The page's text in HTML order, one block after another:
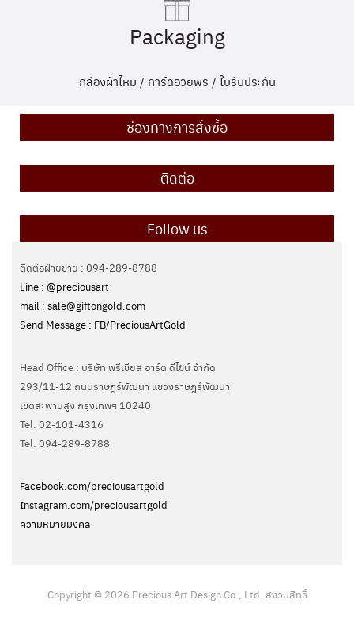
Packaging
กล่องผ้าไหม / การ์ดอวยพร / ใบรับประกัน
ช่องทางการสั่งซื้อ
ติดต่อ
Follow us
ติดต่อฝ่ายขาย : 094-289-8788
Line : @preciousart
mail : sale@giftongold.com
Send Message : FB/PreciousArtGold
Head Office : บริษัท พรีเชียส อาร์ต ดีไซน์ จำกัด
293/11-12 ถนนราษฎร์พัฒนา แขวงราษฎร์พัฒนา
เขตสะพานสูง กรุงเทพฯ 10240
Tel. 02-101-4316
Tel. ‭094-289-8788‬
Facebook.com/preciousartgold
Instagram.com/preciousartgold
ความหมายมงคล
Copyright © 2026 Precious Art Design Co., Ltd. สงวนสิทธิ์